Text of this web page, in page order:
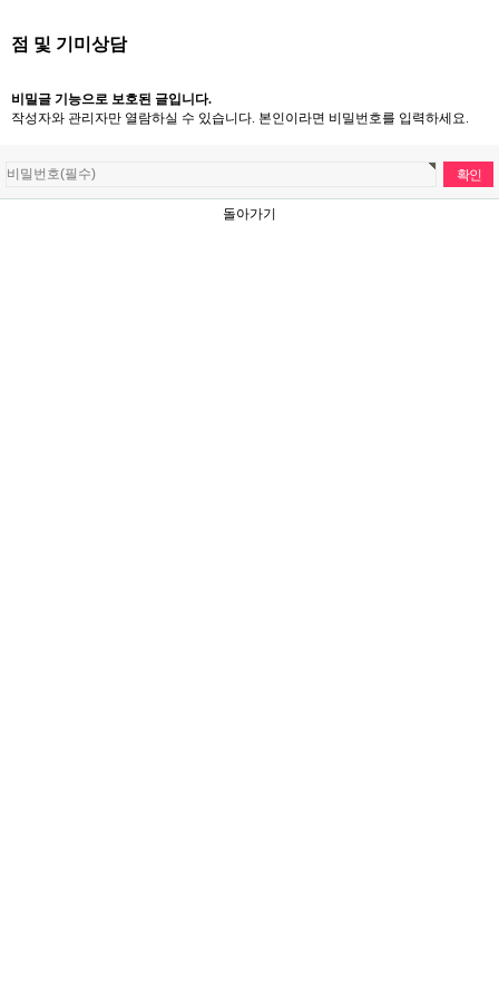
점 및 기미상담
비밀글 기능으로 보호된 글입니다.
작성자와 관리자만 열람하실 수 있습니다. 본인이라면 비밀번호를 입력하세요.
돌아가기